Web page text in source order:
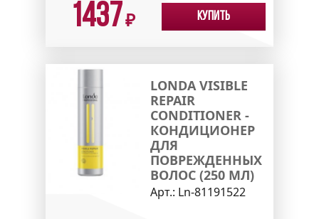
1437₽ Купить
LONDA VISIBLE
REPAIR
CONDITIONER -
КОНДИЦИОНЕР
ДЛЯ
ПОВРЕЖДЕННЫХ
ВОЛОС (250 МЛ)
Арт.: Ln-81191522